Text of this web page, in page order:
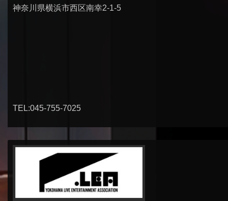
神奈川県横浜市西区南幸2-1-5
TEL:045-755-7025